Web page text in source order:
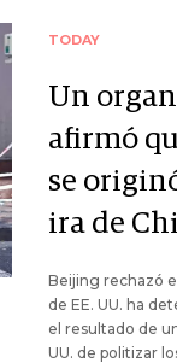
TODAY
Un
afirmó
se
ira de
Beijing rechazó
de EE. UU. ha
el resultado de
UU. de politizar